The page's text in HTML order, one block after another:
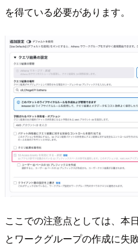
を得ている必要があります。
ここでの注意点としては、本
とワークグループの作成に失